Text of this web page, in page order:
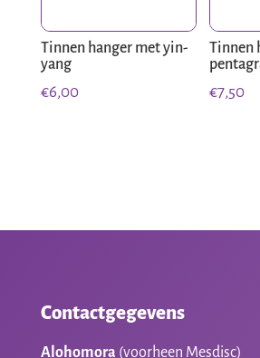
Tinnen hanger met yin-
yang
€6,00
Tinnen
€7,50
Contactgegevens
Alohomora (voorheen Mesdisc)